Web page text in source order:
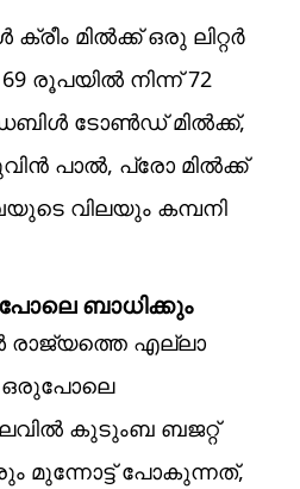
മില്‍ക്ക് ഒരു ലിറ്റര്‍
രൂപയില്‍ നിന്ന് 72
ടോണ്‍ഡ് മില്‍ക്ക്,
പാല്‍, പ്രോ മില്‍ക്ക്
വിലയും കമ്പനി
ബാധിക്കും
രാജ്യത്തെ എല്ലാ
ഒരുപോലെ
കുടുംബ ബജറ്റ്
മുന്നോട്ട് പോകുന്നത്,